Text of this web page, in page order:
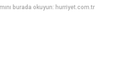
burada okuyun: hurriyet.com.tr